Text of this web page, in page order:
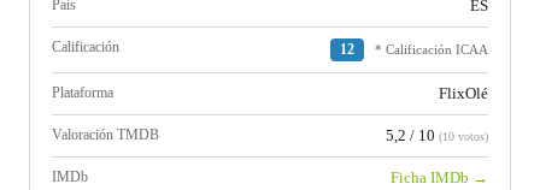
País ES
Calificación 12 * Calificación ICAA
Plataforma FlixOlé
Valoración TMDB 5,2 / 10 (10 votos)
IMDb Ficha IMDb →